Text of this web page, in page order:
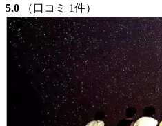
5.0
（口コミ 1件）